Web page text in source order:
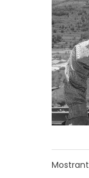
Mostrant